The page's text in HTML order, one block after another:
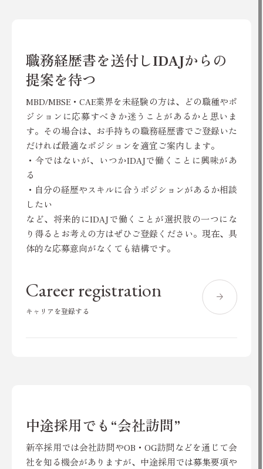
職務経歴書を送付しIDAJからの
提案を待つ
MBD/MBSE・CAE業界を未経験の方は、どの職種やポ
ジションに応募すべきか迷うことがあるかと思いま
す。その場合は、お手持ちの職務経歴書でご登録いた
だければ最適なポジションを適宜ご案内します。
・今ではないが、いつかIDAJで働くことに興味があ
る
・自分の経歴やスキルに合うポジションがあるか相談
したい
など、将来的にIDAJで働くことが選択肢の一つにな
り得るとお考えの方はぜひご登録ください。現在、具
体的な応募意向がなくても結構です。
キャリアを登録する
Career registration
中途採用でも“会社訪問”
新卒採用では会社訪問やOB・OG訪問などを通じて会
社を知る機会がありますが、中途採用では募集要項や